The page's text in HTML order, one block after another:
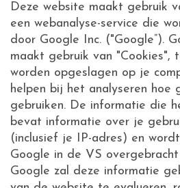
Deze website maakt gebruik
een webanalyse-service die
door Google Inc. ("Google”).
maakt gebruik van "Cookies",
worden opgeslagen op je
helpen bij het analyseren hoe
gebruiken. De informatie die
bevat informatie over je
(inclusief je IP-adres) en
Google in de VS
Google zal deze informatie